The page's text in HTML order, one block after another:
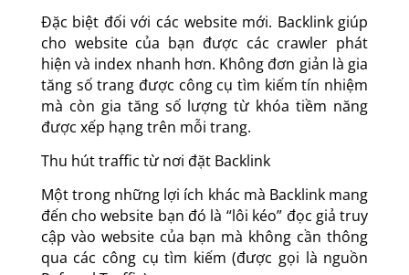
Đặc biệt đối với các website mới. Backlink giúp
cho website của bạn được các crawler phát
hiện và index nhanh hơn. Không đơn giản là gia
tăng số trang được công cụ tìm kiếm tín nhiệm
mà còn gia tăng số lượng từ khóa tiềm năng
được xếp hạng trên mỗi trang.
Thu hút traffic từ nơi đặt Backlink
Một trong những lợi ích khác mà Backlink mang
đến cho website bạn đó là “lôi kéo” đọc giả truy
cập vào website của bạn mà không cần thông
qua các công cụ tìm kiếm (được gọi là nguồn